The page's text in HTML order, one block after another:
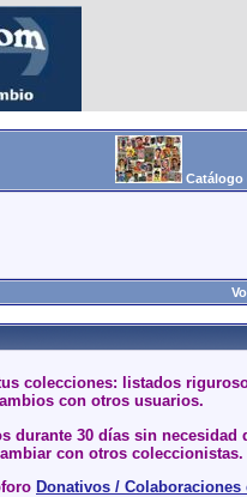
Catálogo
colecciones: listados
con otros usuarios.
durante 30 días sin
con otros coleccionistas.
Donativos /